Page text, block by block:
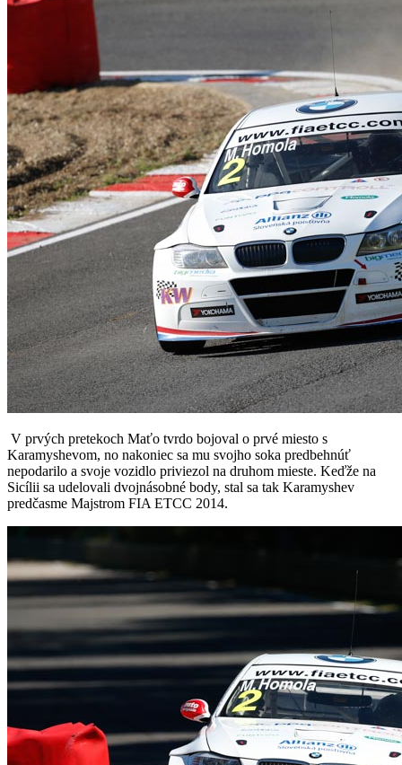
V prvých pretekoch Maťo tvrdo bojoval o prvé miesto s
Karamyshevom, no nakoniec sa mu svojho soka predbehnúť
nepodarilo a svoje vozidlo priviezol na druhom mieste. Keďže na
Sicílii sa udelovali dvojnásobné body, stal sa tak Karamyshev
predčasme Majstrom FIA ETCC 2014.